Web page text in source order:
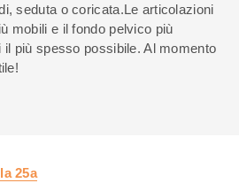
seduta o coricata.Le articolazioni
mobili e il fondo pelvico più
più spesso possibile. Al momento
25a